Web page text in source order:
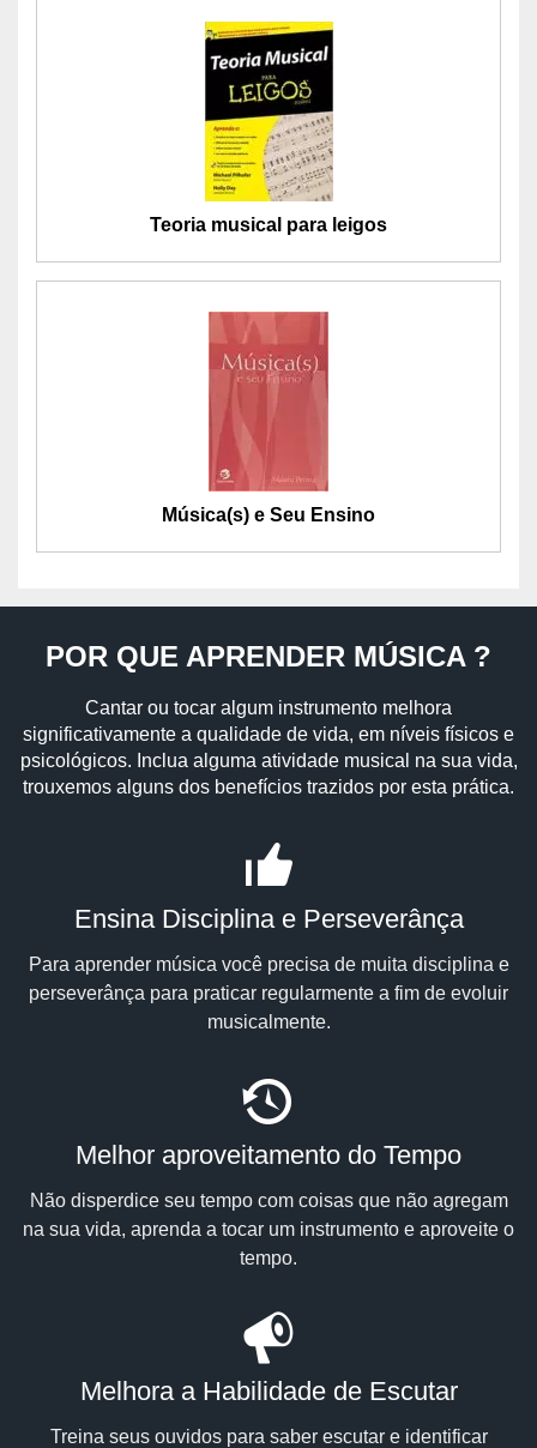
Teoria musical para leigos
Música(s) e Seu Ensino
POR QUE APRENDER MÚSICA ?
Cantar ou tocar algum instrumento melhora
significativamente a qualidade de vida, em níveis físicos e
psicológicos. Inclua alguma atividade musical na sua vida,
trouxemos alguns dos benefícios trazidos por esta prática.
Ensina Disciplina e Perseverânça
Para aprender música você precisa de muita disciplina e
perseverânça para praticar regularmente a fim de evoluir
musicalmente.
Melhor aproveitamento do Tempo
Não disperdice seu tempo com coisas que não agregam
na sua vida, aprenda a tocar um instrumento e aproveite o
tempo.
Melhora a Habilidade de Escutar
Treina seus ouvidos para saber escutar e identificar